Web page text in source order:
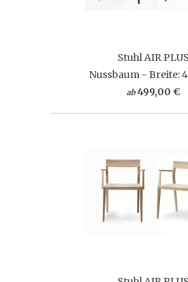
Stuhl AIR PLUS
Nussbaum - Breite:
ab 499,00 €